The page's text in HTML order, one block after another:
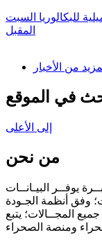
للبكالوريا السبت
المقبل
في الموقع
إلى الأعلى
من نحن
يوفــر البيـانــات
وفق أنظمة الجـودة
المجــالات؛ يتبع